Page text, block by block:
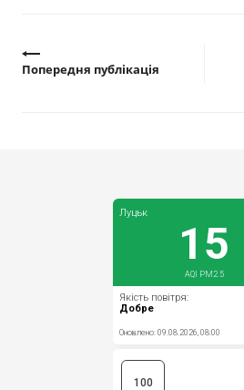
Попередня публікація